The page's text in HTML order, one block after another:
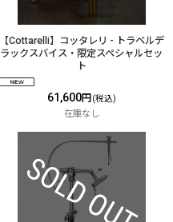
【Cottarelli】コッタレリ - トラベルデ
ラックスバイス・限定スペシャルセッ
ト
61,600円 (税込)
在庫なし